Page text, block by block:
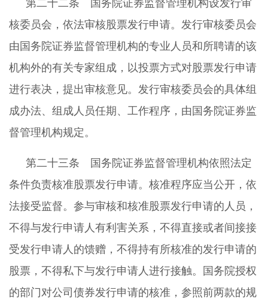
第二十二条 国务院证券监督管理机构设发行审
核委员会，依法审核股票发行申请。发行审核委员会
由国务院证券监督管理机构的专业人员和所聘请的该
机构外的有关专家组成，以投票方式对股票发行申请
进行表决，提出审核意见。发行审核委员会的具体组
成办法、组成人员任期、工作程序，由国务院证券监
督管理机构规定。
第二十三条 国务院证券监督管理机构依照法定
条件负责核准股票发行申请。核准程序应当公开，依
法接受监督。参与审核和核准股票发行申请的人员，
不得与发行申请人有利害关系，不得直接或者间接接
受发行申请人的馈赠，不得持有所核准的发行申请的
股票，不得私下与发行申请人进行接触。国务院授权
的部门对公司债券发行申请的核准，参照前两款的规